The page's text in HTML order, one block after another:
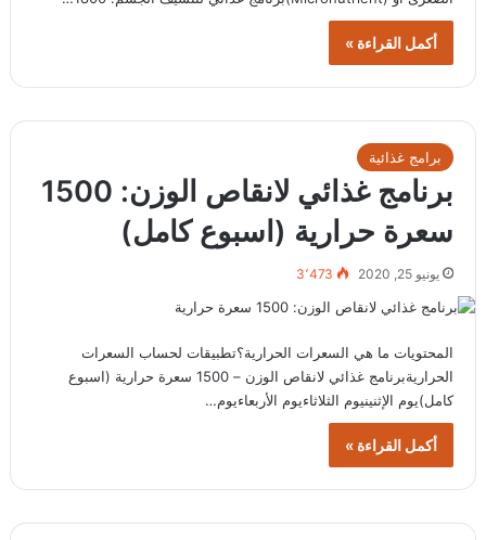
أكمل القراءة »
برامج غذائية
برنامج غذائي لانقاص الوزن: 1500
سعرة حرارية (اسبوع كامل)
يونيو 25, 2020 3٬473
المحتويات ما هي السعرات الحرارية؟تطبيقات لحساب السعرات
الحراريةبرنامج غذائي لانقاص الوزن – 1500 سعرة حرارية (اسبوع
كامل)يوم الإثنينيوم الثلاثاءيوم الأربعاءيوم…
أكمل القراءة »